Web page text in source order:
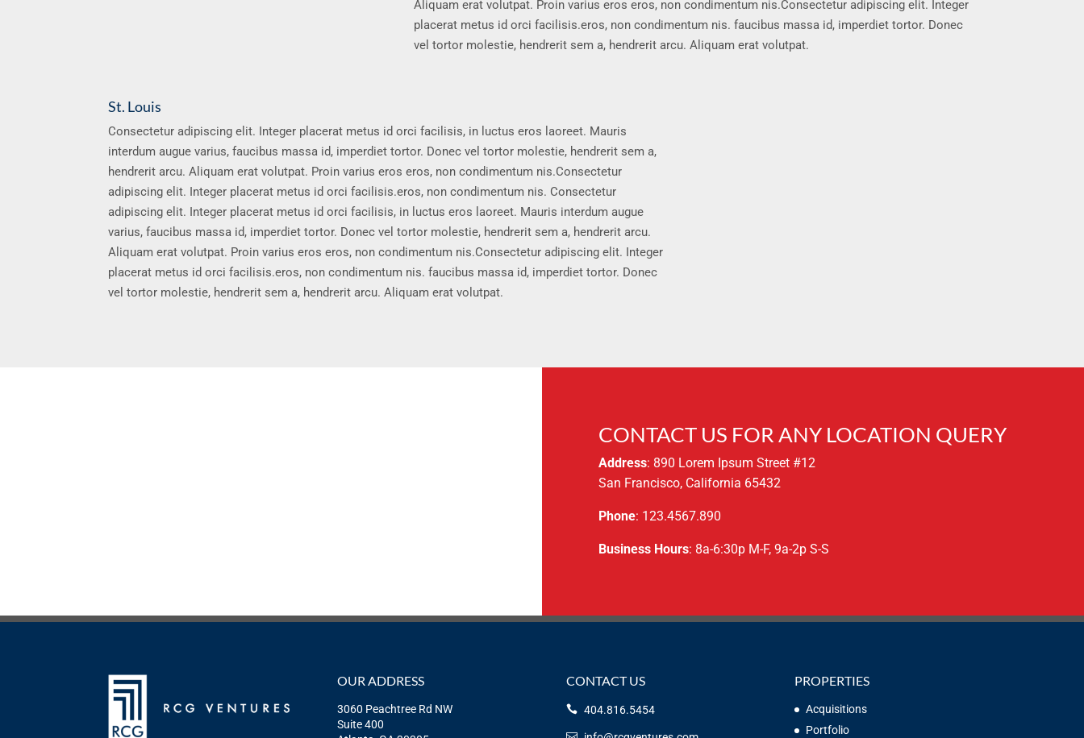
Aliquam erat volutpat. Proin varius eros eros, non condimentum nis.Consectetur adipiscing elit. Integer
placerat metus id orci facilisis.eros, non condimentum nis. faucibus massa id, imperdiet tortor. Donec
vel tortor molestie, hendrerit sem a, hendrerit arcu. Aliquam erat volutpat.
St. Louis
Consectetur adipiscing elit. Integer placerat metus id orci facilisis, in luctus eros laoreet. Mauris
interdum augue varius, faucibus massa id, imperdiet tortor. Donec vel tortor molestie, hendrerit sem a,
hendrerit arcu. Aliquam erat volutpat. Proin varius eros eros, non condimentum nis.Consectetur
adipiscing elit. Integer placerat metus id orci facilisis.eros, non condimentum nis. Consectetur
adipiscing elit. Integer placerat metus id orci facilisis, in luctus eros laoreet. Mauris interdum augue
varius, faucibus massa id, imperdiet tortor. Donec vel tortor molestie, hendrerit sem a, hendrerit arcu.
Aliquam erat volutpat. Proin varius eros eros, non condimentum nis.Consectetur adipiscing elit. Integer
placerat metus id orci facilisis.eros, non condimentum nis. faucibus massa id, imperdiet tortor. Donec
vel tortor molestie, hendrerit sem a, hendrerit arcu. Aliquam erat volutpat.
CONTACT US FOR ANY LOCATION QUERY
Address: 890 Lorem Ipsum Street #12
San Francisco, California 65432
Phone: 123.4567.890
Business Hours: 8a-6:30p M-F, 9a-2p S-S
OUR ADDRESS
3060 Peachtree Rd NW
Suite 400
CONTACT US
404.816.5454
PROPERTIES
Acquisitions
Portfolio